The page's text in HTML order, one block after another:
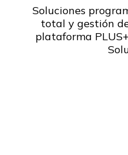
Soluciones
total y gestión
plataforma